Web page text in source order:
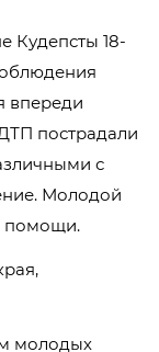
Кудепсты 18-
впереди
пострадали
с
Молодой
помощи.
молодых